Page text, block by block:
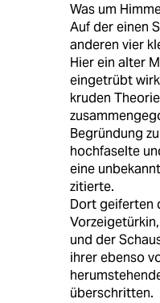
Was um
Auf der einen
anderen vier
Hier ein alter
eingetrübt
kruden
Begründung
hochfaselte
eine
zitierte.
Dort geiferten
und der
ihrer ebenso
überschritten.